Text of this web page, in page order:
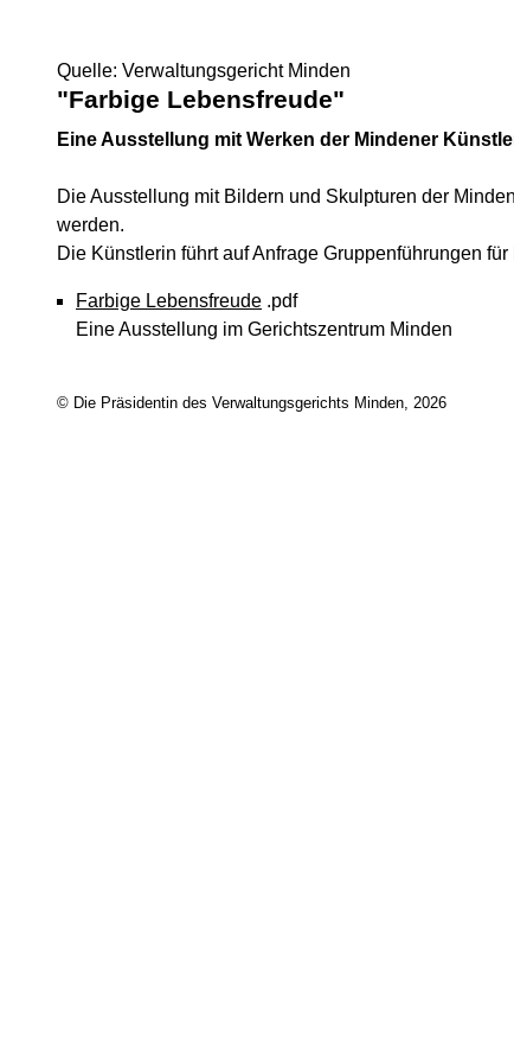
Quelle: Verwaltungsgericht Minden
"Farbige Lebensfreude"
Eine Ausstellung mit Werken der Mindener
Die Ausstellung mit Bildern und Skulpturen der
werden.
Die Künstlerin führt auf Anfrage Gruppenführungen
Farbige Lebensfreude .pdf
Eine Ausstellung im Gerichtszentrum Minden
© Die Präsidentin des Verwaltungsgerichts Minden, 2026